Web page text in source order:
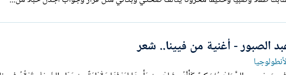
الصبور - أغنية من فيينا.. شعر